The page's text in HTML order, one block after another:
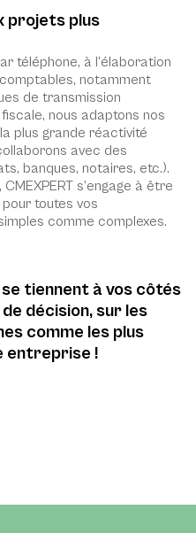
projets plus
téléphone, à l’élaboration
notamment
de transmission
nous adaptons nos
plus grande réactivité
avec des
banques, notaires, etc.).
s’engage à être
toutes vos
comme complexes.
se tiennent à vos côtés
décision, sur les
comme les plus
entreprise !